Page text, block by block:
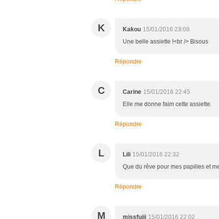
K Kakou 15/01/2016 23:08
Une belle assiette !<br /> Bisous
Répondre
C Carine 15/01/2016 22:45
Elle me donne faim cette assiette.
Répondre
L Lili 15/01/2016 22:32
Que du rêve pour mes papilles et
Répondre
M missfujii 15/01/2016 22:02